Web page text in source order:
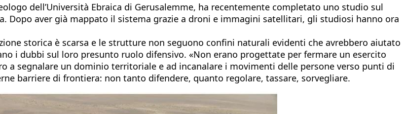
dell’Università Ebraica di Gerusalemme, ha recentemente completato uno studio sul
Dopo aver già mappato il sistema grazie a droni e immagini satellitari, gli studiosi hanno ora
storica è scarsa e le strutture non seguono confini naturali evidenti che avrebbero aiutato
i dubbi sul loro presunto ruolo difensivo. «Non erano progettate per fermare un esercito
a segnalare un dominio territoriale e ad incanalare i movimenti delle persone verso punti di
barriere di frontiera: non tanto difendere, quanto regolare, tassare, sorvegliare.